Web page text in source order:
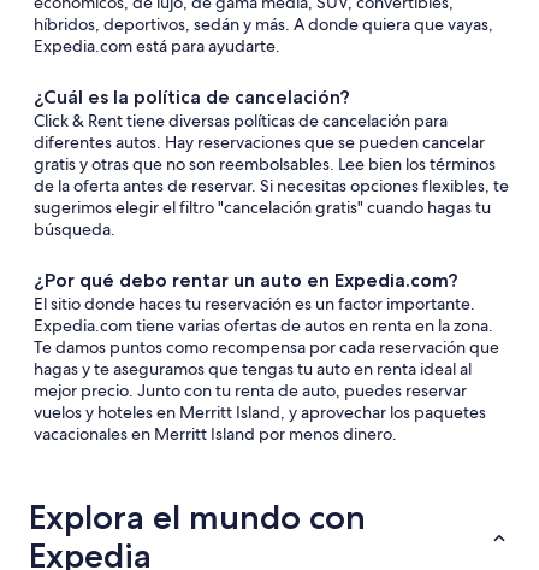
híbridos, deportivos, sedán y más. A donde quiera que vayas,
Expedia.com está para ayudarte.
¿Cuál es la política de cancelación?
Click & Rent tiene diversas políticas de cancelación para
diferentes autos. Hay reservaciones que se pueden cancelar
gratis y otras que no son reembolsables. Lee bien los términos
de la oferta antes de reservar. Si necesitas opciones flexibles, te
sugerimos elegir el filtro "cancelación gratis" cuando hagas tu
búsqueda.
¿Por qué debo rentar un auto en Expedia.com?
El sitio donde haces tu reservación es un factor importante.
Expedia.com tiene varias ofertas de autos en renta en la zona.
Te damos puntos como recompensa por cada reservación que
hagas y te aseguramos que tengas tu auto en renta ideal al
mejor precio. Junto con tu renta de auto, puedes reservar
vuelos y hoteles en Merritt Island, y aprovechar los paquetes
vacacionales en Merritt Island por menos dinero.
Explora el mundo con
Expedia